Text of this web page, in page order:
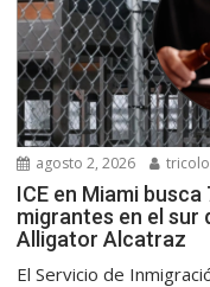
agosto 2, 2026
ICE en Miami
migrantes en el sur
Alligator Alcatraz
El Servicio de